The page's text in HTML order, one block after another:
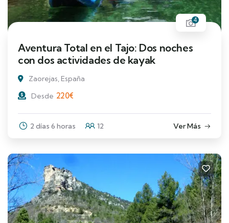
4
Aventura Total en el Tajo: Dos noches
con dos actividades de kayak
Zaorejas, España
Desde 220€
2 días 6 horas 12 Ver Más